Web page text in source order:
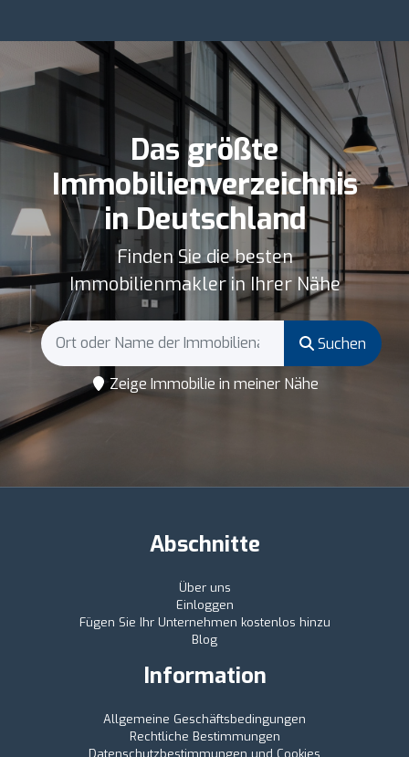
Das größte
Immobilienverzeichnis
in Deutschland
Finden Sie die besten
Immobilienmakler in Ihrer Nähe
Suchen
Zeige Immobilie in meiner Nähe
Abschnitte
Über uns
Einloggen
Fügen Sie Ihr Unternehmen kostenlos hinzu
Blog
Information
Allgemeine Geschäftsbedingungen
Rechtliche Bestimmungen